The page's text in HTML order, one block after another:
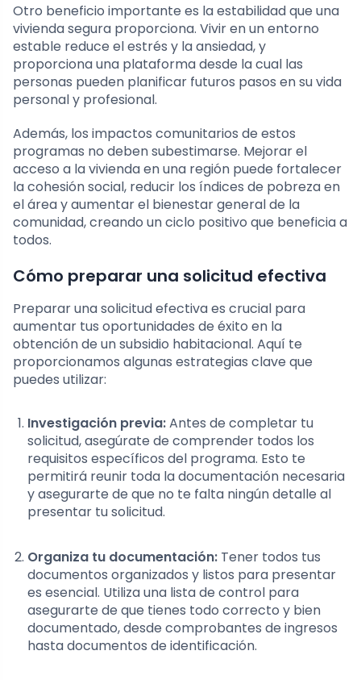
Otro beneficio importante es la estabilidad que una
vivienda segura proporciona. Vivir en un entorno
estable reduce el estrés y la ansiedad, y
proporciona una plataforma desde la cual las
personas pueden planificar futuros pasos en su vida
personal y profesional.
Además, los impactos comunitarios de estos
programas no deben subestimarse. Mejorar el
acceso a la vivienda en una región puede fortalecer
la cohesión social, reducir los índices de pobreza en
el área y aumentar el bienestar general de la
comunidad, creando un ciclo positivo que beneficia a
todos.
Cómo preparar una solicitud efectiva
Preparar una solicitud efectiva es crucial para
aumentar tus oportunidades de éxito en la
obtención de un subsidio habitacional. Aquí te
proporcionamos algunas estrategias clave que
puedes utilizar:
Investigación previa:Antes de completar tu
solicitud, asegúrate de comprender todos los
requisitos específicos del programa. Esto te
permitirá reunir toda la documentación necesaria
y asegurarte de que no te falta ningún detalle al
presentar tu solicitud.
Organiza tu documentación: Tener todos tus
documentos organizados y listos para presentar
es esencial. Utiliza una lista de control para
asegurarte de que tienes todo correcto y bien
documentado, desde comprobantes de ingresos
hasta documentos de identificación.